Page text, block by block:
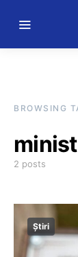
BROWSING
2 posts
Știri